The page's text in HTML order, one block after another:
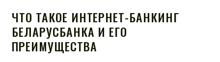
ЧТО ТАКОЕ ИНТЕРНЕТ-БАНКИНГ
БЕЛАРУСБАНКА И ЕГО
ПРЕИМУЩЕСТВА